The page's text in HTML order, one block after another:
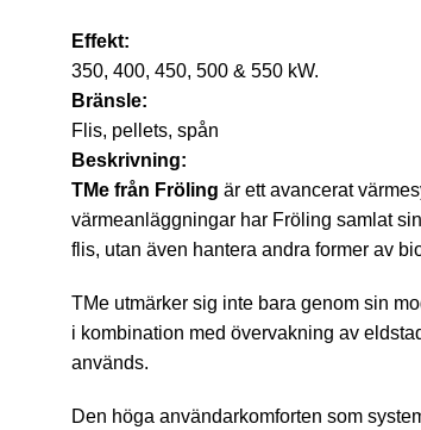
Effekt:
350, 400, 450, 500 & 550 kW.
Bränsle:
Flis, pellets, spån
Beskrivning:
TMe från Fröling är ett avancerat
värmeanläggningar har Fröling samlat
flis, utan även hantera andra former av
TMe utmärker sig inte bara genom sin
i kombination med övervakning av
används.
Den höga användarkomforten som